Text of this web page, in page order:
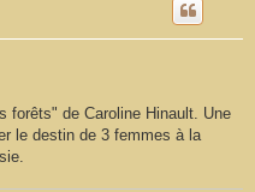
forêts" de Caroline Hinault. Une
le destin de 3 femmes à la